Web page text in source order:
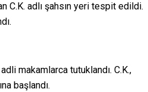
C.K. adlı şahsın yeri tespit edildi.
makamlarca tutuklandı. C.K.,
başlandı.